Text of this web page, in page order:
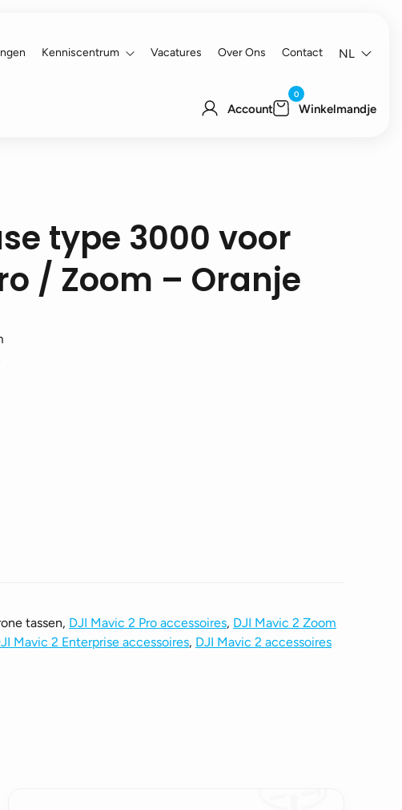
Kenniscentrum Vacatures Over Ons Contact NL
Account
0
Winkelmandje
type 3000 voor
/ Zoom – Oranje
tassen, DJI Mavic 2 Pro accessoires, DJI Mavic 2 Zoom
Mavic 2 Enterprise accessoires, DJI Mavic 2 accessoires